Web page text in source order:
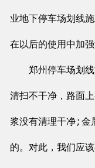
业地下停车场划线
在以后的使用中加强
郑州停车场划线
清扫不干净，路面
浆没有清理干净;金
的。对此，我们应